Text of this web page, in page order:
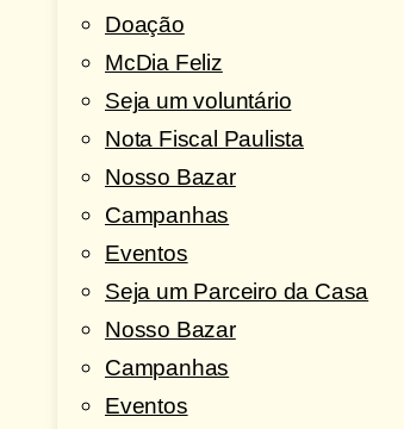
Doação
McDia Feliz
Seja um voluntário
Nota Fiscal Paulista
Nosso Bazar
Campanhas
Eventos
Seja um Parceiro da Casa
Nosso Bazar
Campanhas
Eventos